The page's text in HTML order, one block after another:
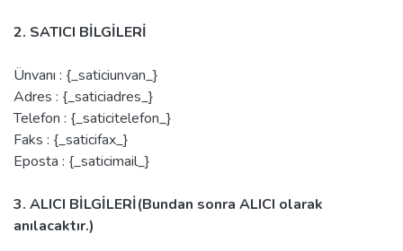
2. SATICI BİLGİLERİ
Ünvanı : {_saticiunvan_}
Adres : {_saticiadres_}
Telefon : {_saticitelefon_}
Faks : {_saticifax_}
Eposta : {_saticimail_}
3. ALICI BİLGİLERİ(Bundan sonra ALICI olarak
anılacaktır.)